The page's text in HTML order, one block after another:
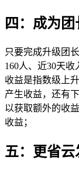
四：成为
只要完成升级团
160人、近30天收
收益是指数级上
产生收益，还有
以获取额外的收
收益；
五：更省云